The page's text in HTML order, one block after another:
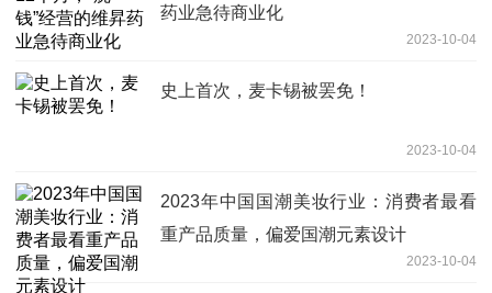
药业急待商业化
2023-10-04
史上首次，麦卡锡被罢免！
2023-10-04
2023年中国国潮美妆行业：消费者最看
重产品质量，偏爱国潮元素设计
2023-10-04